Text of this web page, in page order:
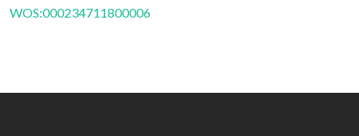
WOS:000234711800006